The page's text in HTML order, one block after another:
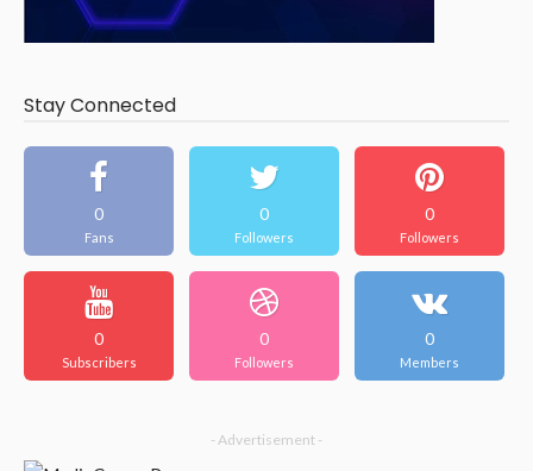
Stay Connected
0
Fans
0
Followers
0
Followers
0
Subscribers
0
Followers
0
Members
- Advertisement -